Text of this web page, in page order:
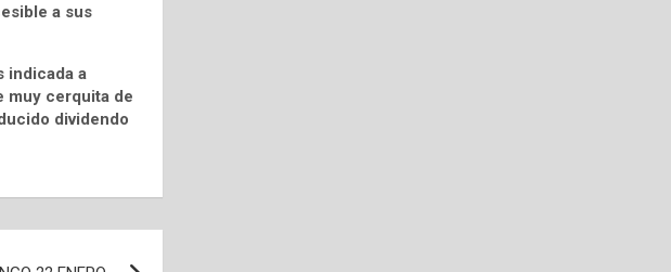
a sus
indicada a
muy cerquita de
dividendo